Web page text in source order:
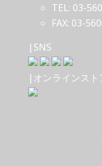
TEL: 03-
FAX: 03-
|SNS
|オンラインスト